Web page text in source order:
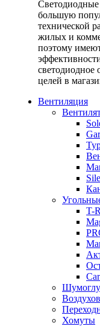
большую
технической
жилых и
поэтому
светодиодное
целей в
Вентиляция
T-
Хомуты